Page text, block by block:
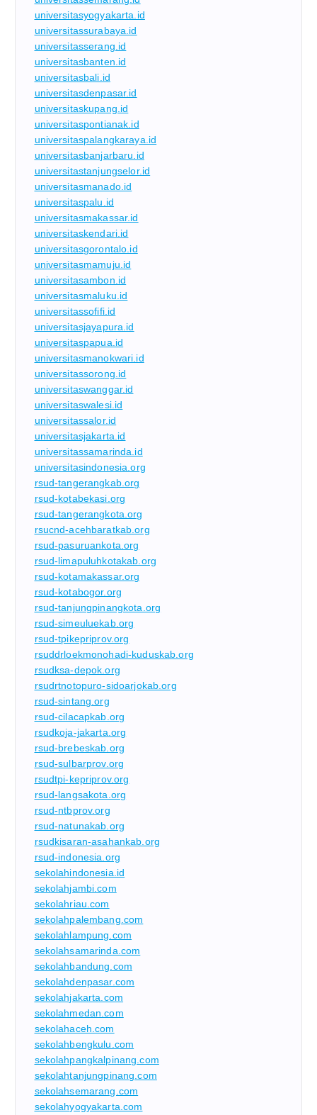
universitasyogyakarta.id
universitassurabaya.id
universitasserang.id
universitasbanten.id
universitasbali.id
universitasdenpasar.id
universitaskupang.id
universitaspontianak.id
universitaspalangkaraya.id
universitasbanjarbaru.id
universitastanjungselor.id
universitasmanado.id
universitaspalu.id
universitasmakassar.id
universitaskendari.id
universitasgorontalo.id
universitasmamuju.id
universitasambon.id
universitasmaluku.id
universitassofifi.id
universitasjayapura.id
universitaspapua.id
universitasmanokwari.id
universitassorong.id
universitaswanggar.id
universitaswalesi.id
universitassalor.id
universitasjakarta.id
universitassamarinda.id
universitasindonesia.org
rsud-tangerangkab.org
rsud-kotabekasi.org
rsud-tangerangkota.org
rsucnd-acehbaratkab.org
rsud-pasuruankota.org
rsud-limapuluhkotakab.org
rsud-kotamakassar.org
rsud-kotabogor.org
rsud-tanjungpinangkota.org
rsud-simeuluekab.org
rsud-tpikepriprov.org
rsuddrloekmonohadi-kuduskab.org
rsudksa-depok.org
rsudrtnotopuro-sidoarjokab.org
rsud-sintang.org
rsud-cilacapkab.org
rsudkoja-jakarta.org
rsud-brebeskab.org
rsud-sulbarprov.org
rsudtpi-kepriprov.org
rsud-langsakota.org
rsud-ntbprov.org
rsud-natunakab.org
rsudkisaran-asahankab.org
rsud-indonesia.org
sekolahindonesia.id
sekolahjambi.com
sekolahriau.com
sekolahpalembang.com
sekolahlampung.com
sekolahsamarinda.com
sekolahbandung.com
sekolahdenpasar.com
sekolahjakarta.com
sekolahmedan.com
sekolahaceh.com
sekolahbengkulu.com
sekolahpangkalpinang.com
sekolahtanjungpinang.com
sekolahsemarang.com
sekolahyogyakarta.com